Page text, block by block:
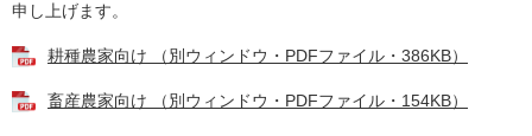
申し上げます。
耕種農家向け （別ウィンドウ・PDFファイル・386KB）
畜産農家向け （別ウィンドウ・PDFファイル・154KB）